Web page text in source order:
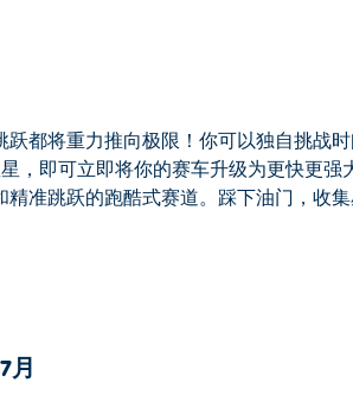
跃都将重力推向极限！你可以独自挑战
，即可立即将你的赛车升级为更快更强
准跳跃的跑酷式赛道。踩下油门，收
时间，也可以与好友进行激动人心的
月